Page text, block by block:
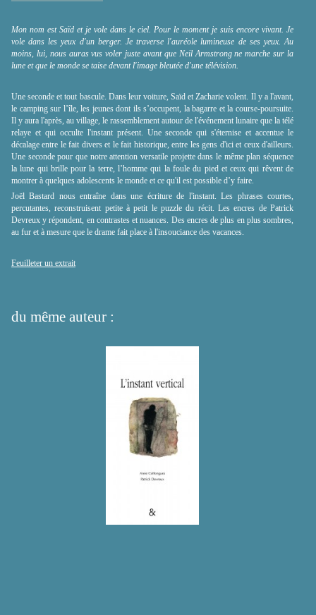
Mon nom est Saïd et je vole dans le ciel. Pour le moment je suis encore vivant. Je
vole dans les yeux d'un berger. Je traverse l'auréole lumineuse de ses yeux. Au
moins, lui, nous auras vus voler juste avant que Neil Armstrong ne marche sur la
lune et que le monde se taise devant l'image bleutée d'une télévision.
Une seconde et tout bascule. Dans leur voiture, Saïd et Zacharie volent. Il y a l'avant,
le camping sur l’île, les jeunes dont ils s’occupent, la bagarre et la course-poursuite.
Il y aura l'après, au village, le rassemblement autour de l'événement lunaire que la télé
relaye et qui occulte l'instant présent. Une seconde qui s'éternise et accentue le
décalage entre le fait divers et le fait historique, entre les gens d'ici et ceux d'ailleurs.
Une seconde pour que notre attention versatile projette dans le même plan séquence
la lune qui brille pour la terre, l’homme qui la foule du pied et ceux qui rêvent de
montrer à quelques adolescents le monde et ce qu'il est possible d’y faire.
Joël Bastard nous entraîne dans une écriture de l'instant. Les phrases courtes,
percutantes, reconstruisent petite à petit le puzzle du récit. Les encres de Patrick
Devreux y répondent, en contrastes et nuances. Des encres de plus en plus sombres,
au fur et à mesure que le drame fait place à l'insouciance des vacances.
Feuilleter un extrait
du même auteur :